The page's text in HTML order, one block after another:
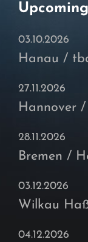
03.10.2026
Hanau /
27.11.2026
Hannover
28.11.2026
Bremen /
03.12.2026
Wilkau
04.12.2026